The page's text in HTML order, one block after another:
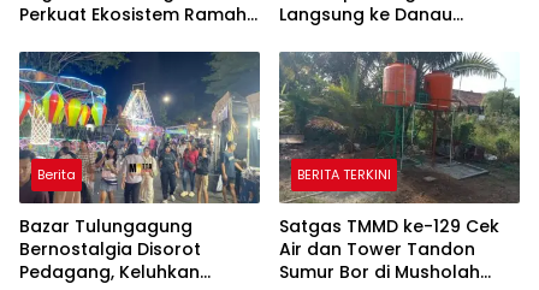
Perkuat Ekosistem Ramah
TAMASYA
Langsung ke Danau
Berita
Bazar Tulungagung
Bernostalgia Disorot
Pedagang, Keluhkan
BERITA TERKINI
Satgas TMMD ke-129 Cek
Air dan Tower Tandon
Sumur Bor di Musholah